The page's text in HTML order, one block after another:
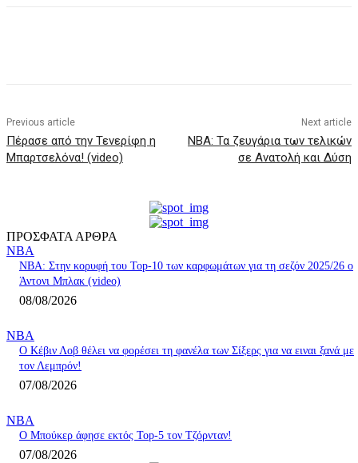
Previous article
Πέρασε από την Τενερίφη η
Μπαρτσελόνα! (video)
Next article
NBA: Τα ζευγάρια των τελικών
σε Aνατολή και Δύση
ΠΡΟΣΦΑΤΑ ΑΡΘΡΑ
NBA
ΝΒΑ: Στην κορυφή του Top-10 των καρφωμάτων για τη σεζόν 2025/26 ο
Άντονι Μπλακ (video)
08/08/2026
NBA
Ο Κέβιν Λοβ θέλει να φορέσει τη φανέλα των Σίξερς για να ειναι ξανά με
τον Λεμπρόν!
07/08/2026
NBA
Ο Μπούκερ άφησε εκτός Top-5 τον Τζόρνταν!
07/08/2026